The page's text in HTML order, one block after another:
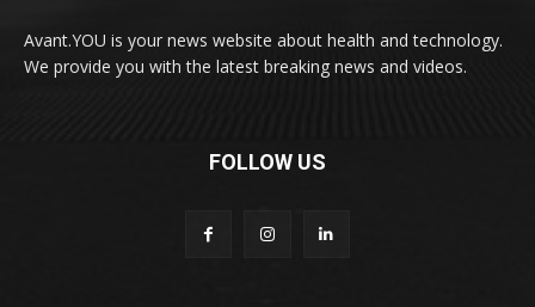
Avant.YOU is your news website about health and technology.
We provide you with the latest breaking news and videos.
FOLLOW US